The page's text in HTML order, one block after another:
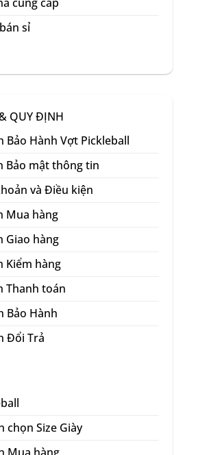
sỉ
QUY ĐỊNH
Bảo Hành Vợt Pickleball
Bảo mật thông tin
và Điều kiện
Mua hàng
Giao hàng
Kiểm hàng
Thanh toán
Bảo Hành
Đổi Trả
chọn Size Giày